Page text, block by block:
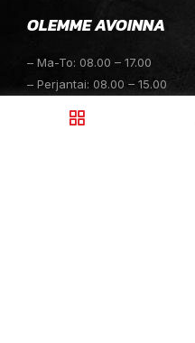
OLEMME AVOINNA
– Ma-To: 08.00 – 17.00
– Perjantai: 08.00 – 15.00
– Sunnuntai: Suljettu